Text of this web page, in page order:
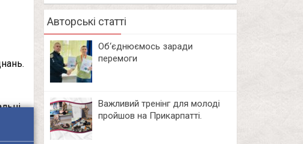
Авторські статті
Об‘єднюємось заради
перемоги
Важливий тренінг для молоді
пройшов на Прикарпатті.